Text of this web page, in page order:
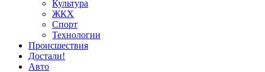
Культура
ЖКХ
Спорт
Технологии
Происшествия
Достали!
Авто